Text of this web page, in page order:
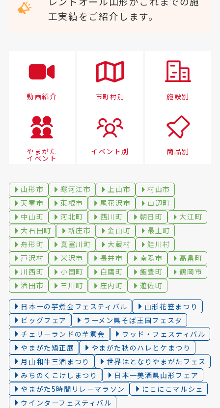
工実績をご紹介します。
動画紹介 市町村別 施設別
やまがた
イベント
イベント別 商品別
山形市 寒河江市 上山市
村山市
天童市
東根市 尾花沢市
山辺町
中山町
河北町 西川町 朝日町
大江町
大石田町
新庄市 金山町
最上町
舟形町
真室川町 大蔵村
鮭川村
戸沢村
米沢市 長井市 南陽市
高畠町
川西町
小国町 白鷹町 飯豊町
鶴岡市
酒田市
三川町 庄内町 遊佐町
日本一の芋煮会フェスティバル
山形花笠まつり
ビッグフェア
ラーメン県そば王国フェスタ
チェリーランドの芋煮会
ウッド・フェスティバル
やまがた矯正展
やまがた秋のハレとケまつり
月山和牛三酒まつり
世界はとなりやまがたフェス
みちのくこけしまつり
日本一美酒県山形フェア
やまがた5時間リレーマラソン
にこにこマルシェ
ウインターフェスティバル